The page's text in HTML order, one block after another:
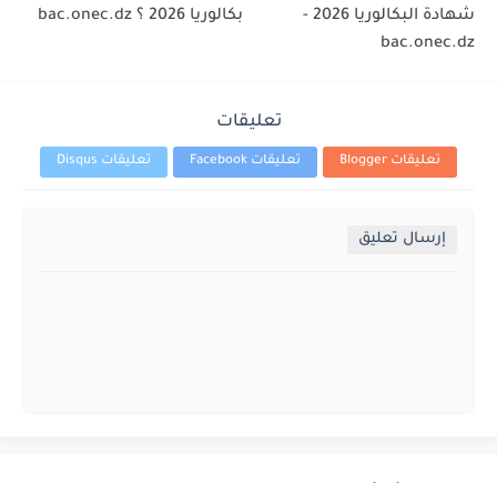
شهادة البكالوريا 2026 -
bac.onec.dz
بكالوريا 2026 ؟ bac.onec.dz
تعليقات
تعليقات Blogger تعليقات Facebook تعليقات Disqus
إرسال تعليق